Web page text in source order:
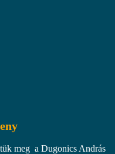
meg a Dugonics András